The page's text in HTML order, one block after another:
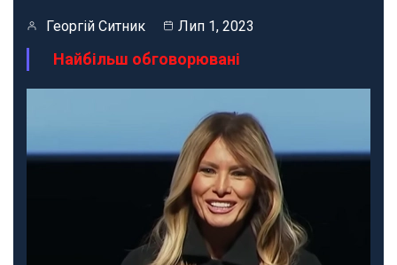
Георгій Ситник Лип 1, 2023
Найбільш обговорювані